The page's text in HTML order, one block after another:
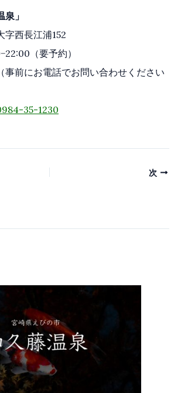
」
字西長江浦152
（要予約）
事前にお電話でお問い合わせください
35-1230
次